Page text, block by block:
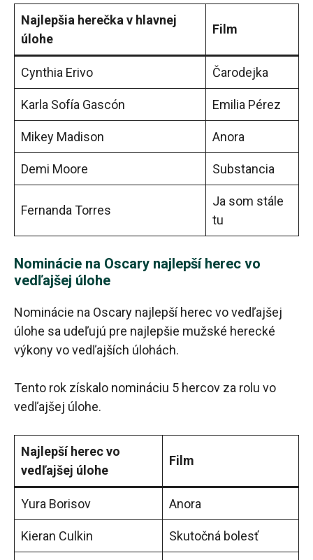
Najlepšia herečka v hlavnej
úlohe
Film
Cynthia Erivo Čarodejka
Karla Sofía Gascón Emilia Pérez
Mikey Madison Anora
Demi Moore Substancia
Fernanda Torres
Ja som stále
tu
Nominácie na Oscary najlepší herec vo
vedľajšej úlohe
Nominácie na Oscary najlepší herec vo vedľajšej
úlohe sa udeľujú pre najlepšie mužské herecké
výkony vo vedľajších úlohách.
Tento rok získalo nomináciu 5 hercov za rolu vo
vedľajšej úlohe.
Najlepší herec vo
vedľajšej úlohe
Film
Yura Borisov Anora
Kieran Culkin Skutočná bolesť